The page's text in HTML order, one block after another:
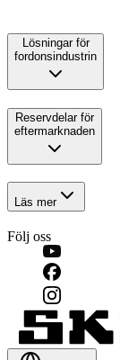
Lösningar för
fordonsindustrin
Reservdelar för
eftermarknaden
Läs mer
Följ oss